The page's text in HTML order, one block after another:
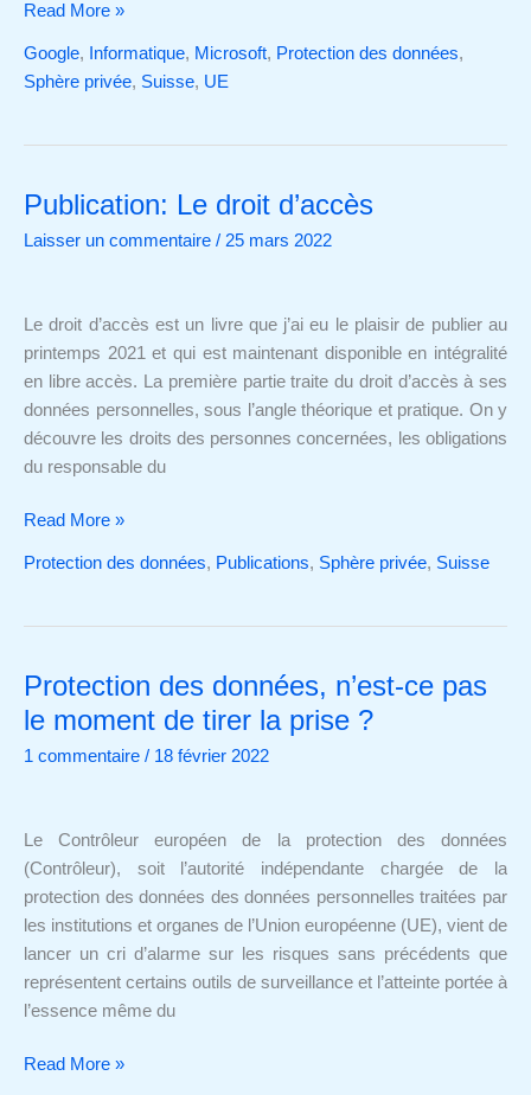
Read More »
Google, Informatique, Microsoft, Protection des données,
Sphère privée, Suisse, UE
Publication: Le droit d’accès
Laisser un commentaire / 25 mars 2022
Le droit d’accès est un livre que j’ai eu le plaisir de publier au
printemps 2021 et qui est maintenant disponible en intégralité
en libre accès. La première partie traite du droit d’accès à ses
données personnelles, sous l’angle théorique et pratique. On y
découvre les droits des personnes concernées, les obligations
du responsable du
Publication:
Le
Read More »
Protection des données, Publications, Sphère privée, Suisse
Protection des données, n’est-ce pas
le moment de tirer la prise ?
1 commentaire / 18 février 2022
Le Contrôleur européen de la protection des données
(Contrôleur), soit l’autorité indépendante chargée de la
protection des données des données personnelles traitées par
les institutions et organes de l’Union européenne (UE), vient de
lancer un cri d’alarme sur les risques sans précédents que
représentent certains outils de surveillance et l’atteinte portée à
l’essence même du
Protection
des
n’est-
moment
de
prise ?
Read More »